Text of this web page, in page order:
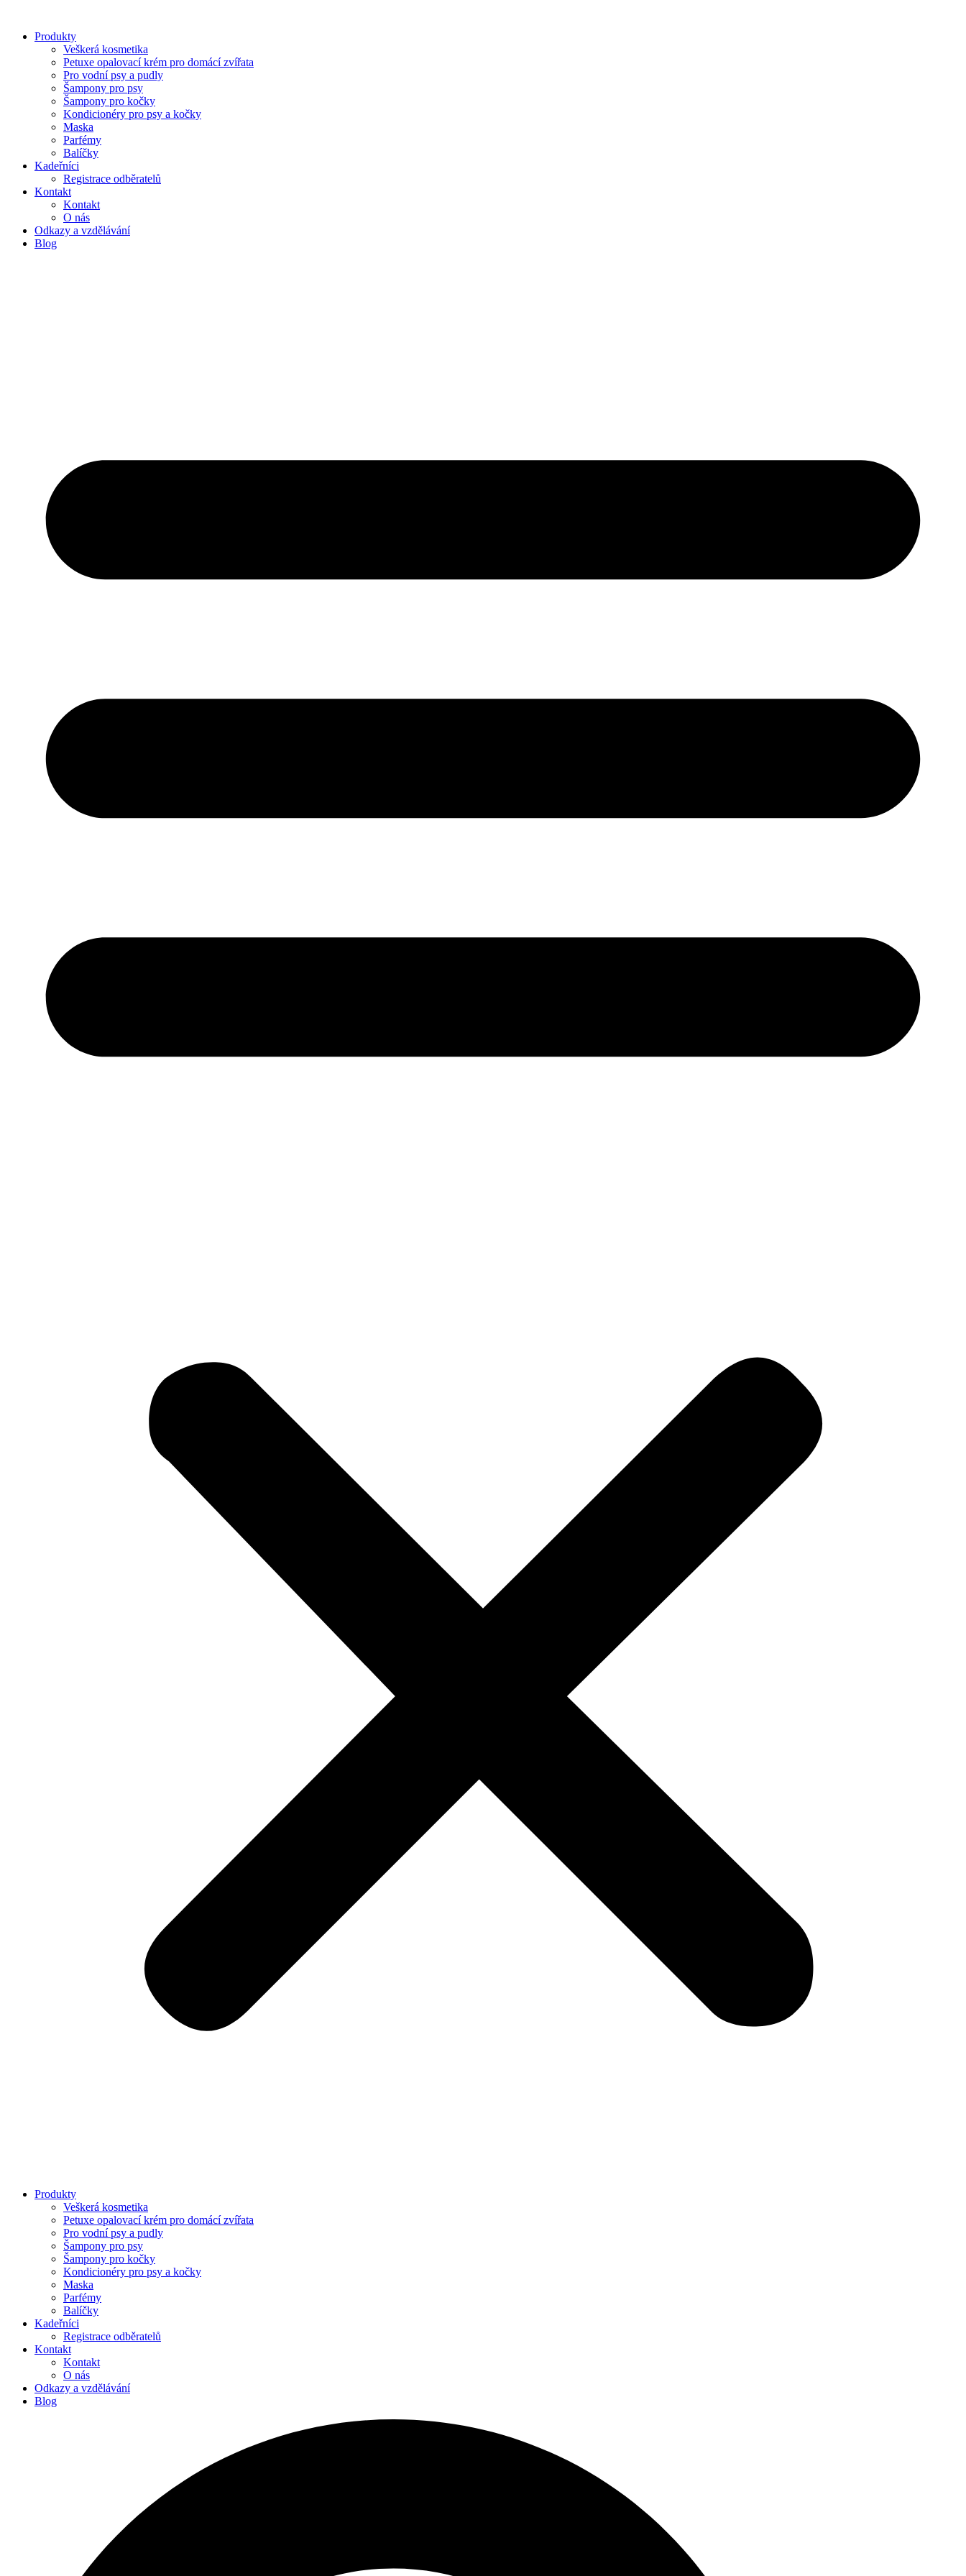
obsahuProdukty
Veškerá kosmetika
Petuxe opalovací krém pro domácí zvířata
Pro vodní psy a pudly
Šampony pro psy
Šampony pro kočky
Kondicionéry pro psy a kočky
Maska
Parfémy
Balíčky
Kadeřníci
Registrace odběratelů
Kontakt
Kontakt
O nás
Odkazy a vzdělávání
Blog
Produkty
Veškerá kosmetika
Petuxe opalovací krém pro domácí zvířata
Pro vodní psy a pudly
Šampony pro psy
Šampony pro kočky
Kondicionéry pro psy a kočky
Maska
Parfémy
Balíčky
Kadeřníci
Registrace odběratelů
Kontakt
Kontakt
O nás
Odkazy a vzdělávání
Blog